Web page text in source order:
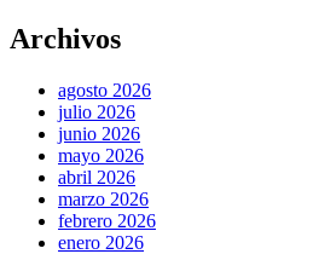
Archivos
agosto 2026
julio 2026
junio 2026
mayo 2026
abril 2026
marzo 2026
febrero 2026
enero 2026